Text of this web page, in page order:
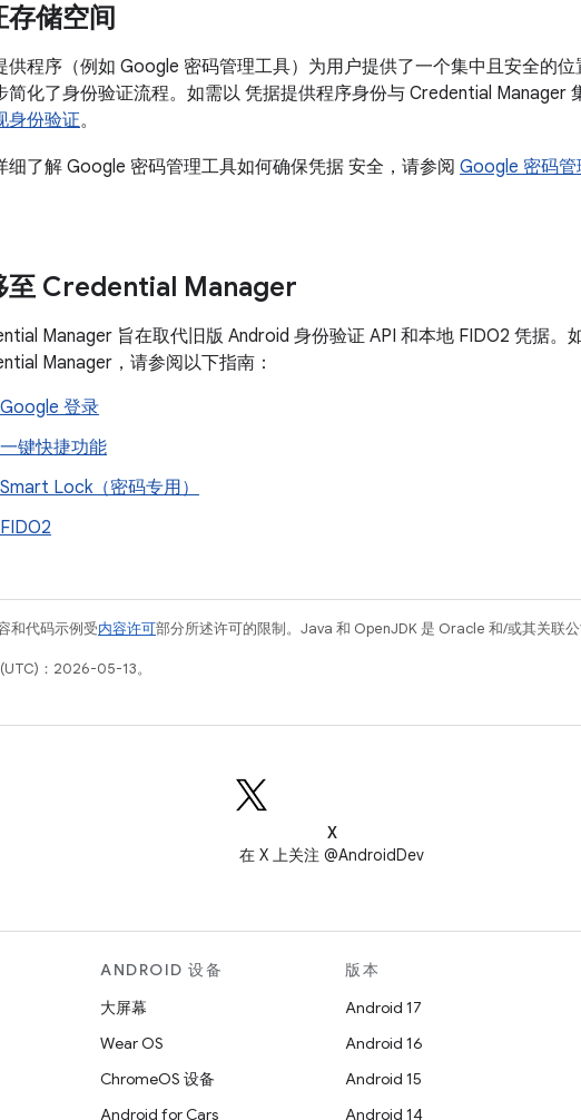
存储空间
供程序（例如 Google 密码管理工具）为用户提供了一个集中且安全的
简化了身份验证流程。如需以 凭据提供程序身份与 Credential Manager
身份验证。
细了解 Google 密码管理工具如何确保凭据 安全，请参阅 Google 密码
至 Credential Manager
Manager 旨在取代旧版 Android 身份验证 API 和本地 FIDO2 凭据。
Manager，请参阅以下指南：
Google 登录
一键快捷功能
Smart Lock（密码专用）
FIDO2
和代码示例受内容许可部分所述许可的限制。Java 和 OpenJDK 是 Oracle 和/或其关联公
：2026-05-13。
X
在 X 上关注 @AndroidDev
ANDROID 设备
大屏幕
Wear OS
ChromeOS 设备
Android for Cars
版本
Android 17
Android 16
Android 15
Android 14